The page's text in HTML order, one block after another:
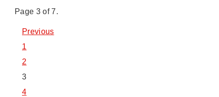
Page 3 of 7.
Previous
1
2
3
4